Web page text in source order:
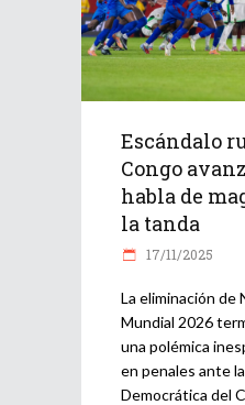
Escándalo
Congo
habla de
la tanda
17/11/2025
La eliminación de
Mundial 2026
una polémica
en penales ante
Democrática del